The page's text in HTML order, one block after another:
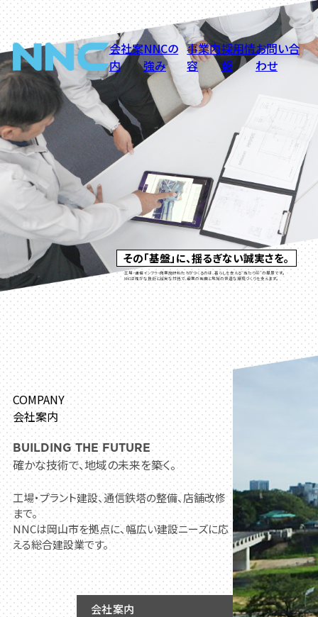
会社案
内
NNCの
強み
事業内
容
採用情
報
お問い合
わせ
その「基盤」に、揺るぎない誠実さを。
工場・通信インフラ・商業施設――私たちがつくるのは、暮らしを支える“当たり前”の風景です。
NNCは確かな技術と誠実な対話で、産業の発展と地域の快適な環境づくりを支えます。
COMPANY
会社案内
BUILDING THE FUTURE
確かな技術で、地域の未来を築く。
工場・プラント建設、通信鉄塔の整備、店舗改修
まで。
NNCは岡山市を拠点に、幅広い建設ニーズに応
える総合建設業です。
会社案内